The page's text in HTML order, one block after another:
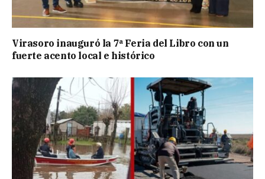
Virasoro inauguró la 7ª Feria del Libro con un
fuerte acento local e histórico